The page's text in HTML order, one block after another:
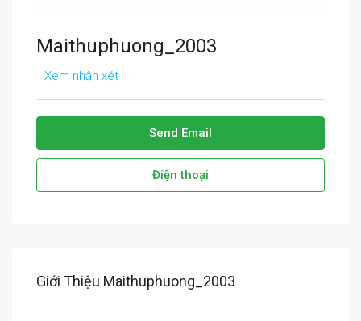
Maithuphuong_2003
Xem nhận xét
Send Email
Điện thoại
Giới Thiệu Maithuphuong_2003